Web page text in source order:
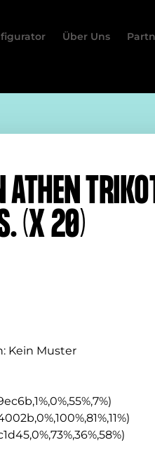
Über Uns
ATHEN
(X 20)
: Kein Muster